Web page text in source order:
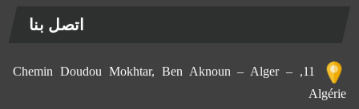
اتصل بنا
11, Chemin Doudou Mokhtar, Ben Aknoun – Alger –
Algérie